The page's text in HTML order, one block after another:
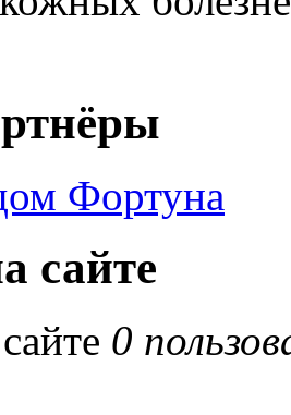
Фортуна
сайте
0